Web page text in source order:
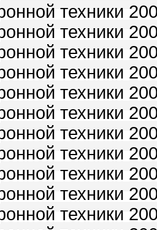
техники
техники
техники
техники
техники
техники
техники
техники
техники
техники
техники